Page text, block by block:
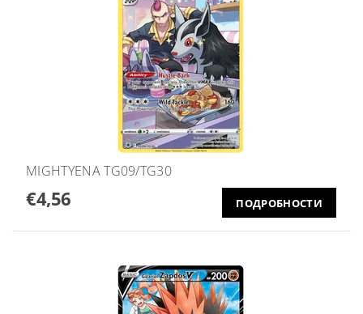
MIGHTYENA TG09/TG30
€4,56 ПОДРОБНОСТИ